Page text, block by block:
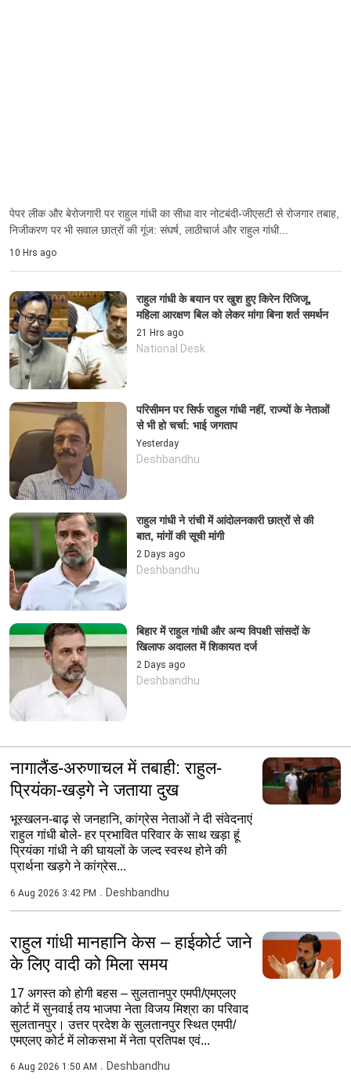
पेपर लीक और बेरोजगारी पर राहुल गांधी का सीधा वार नोटबंदी‑जीएसटी से रोजगार तबाह,
निजीकरण पर भी सवाल छात्रों की गूंज: संघर्ष, लाठीचार्ज और राहुल गांधी...
10 Hrs ago
राहुल गांधी के बयान पर खुश हुए किरेन रिजिजू,
महिला आरक्षण बिल को लेकर मांगा बिना शर्त समर्थन
21 Hrs ago
National Desk
परिसीमन पर सिर्फ राहुल गांधी नहीं, राज्यों के नेताओं
से भी हो चर्चा: भाई जगताप
Yesterday
Deshbandhu
राहुल गांधी ने रांची में आंदोलनकारी छात्रों से की
बात, मांगों की सूची मांगी
2 Days ago
Deshbandhu
बिहार में राहुल गांधी और अन्य विपक्षी सांसदों के
खिलाफ अदालत में शिकायत दर्ज
2 Days ago
Deshbandhu
नागालैंड-अरुणाचल में तबाही: राहुल-
प्रियंका-खड़गे ने जताया दुख
भूस्खलन-बाढ़ से जनहानि, कांग्रेस नेताओं ने दी संवेदनाएं
राहुल गांधी बोले- हर प्रभावित परिवार के साथ खड़ा हूं
प्रियंका गांधी ने की घायलों के जल्द स्वस्थ होने की
प्रार्थना खड़गे ने कांग्रेस...
6 Aug 2026 3:42 PM Deshbandhu
राहुल गांधी मानहानि केस – हाईकोर्ट जाने
के लिए वादी को मिला समय
17 अगस्त को होगी बहस – सुलतानपुर एमपी/एमएलए
कोर्ट में सुनवाई तय भाजपा नेता विजय मिश्रा का परिवाद
सुलतानपुर। उत्तर प्रदेश के सुलतानपुर स्थित एमपी/
एमएलए कोर्ट में लोकसभा में नेता प्रतिपक्ष एवं...
6 Aug 2026 1:50 AM Deshbandhu